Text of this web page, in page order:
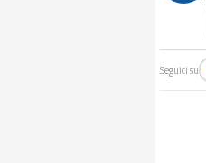
Seguici su